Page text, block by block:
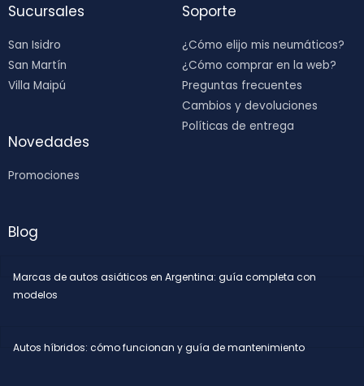
Sucursales
San Isidro
San Martín
Villa Maipú
Novedades
Promociones
Soporte
¿Cómo elijo mis neumáticos?
¿Cómo comprar en la web?
Preguntas frecuentes
Cambios y devoluciones
Políticas de entrega
Blog
Marcas de autos asiáticos en Argentina: guía completa con
modelos
Autos híbridos: cómo funcionan y guía de mantenimiento